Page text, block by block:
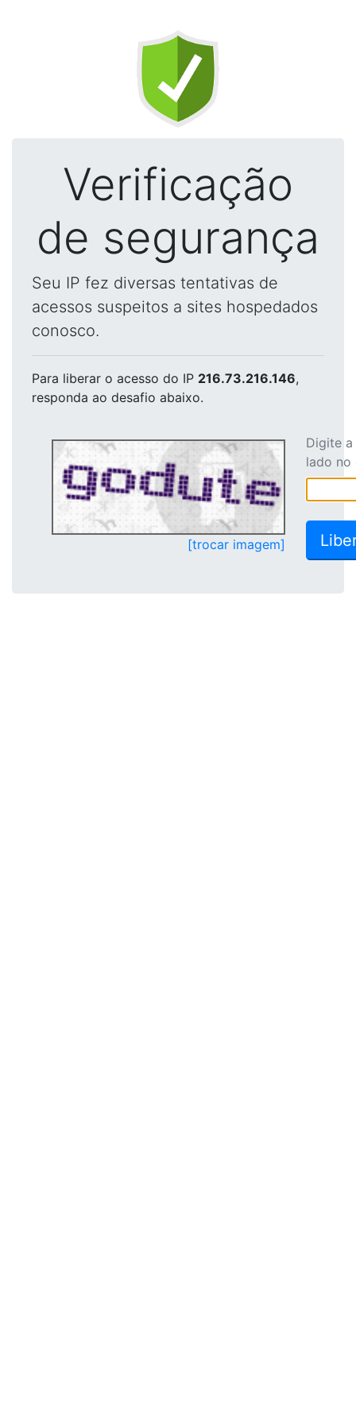
Verificação
de segurança
Seu IP fez diversas tentativas de
acessos suspeitos a sites hospedados
conosco.
Para liberar o acesso do IP 216.73.216.146,
responda ao desafio abaixo.
[trocar imagem]
Digite
lado no